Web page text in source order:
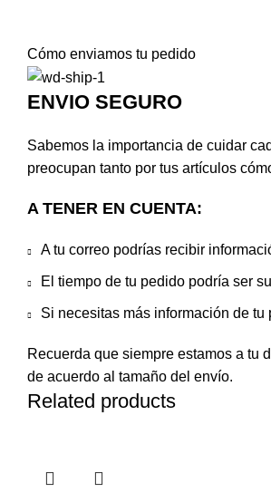
Cómo enviamos tu pedido
ENVIO SEGURO
Sabemos la importancia de cuidar
preocupan tanto por tus artículos
A TENER EN CUENTA:
A tu correo podrías recibir
El tiempo de tu pedido podría ser
Si necesitas más información de
Recuerda que siempre estamos a tu
de acuerdo al tamaño del envío.
Related products